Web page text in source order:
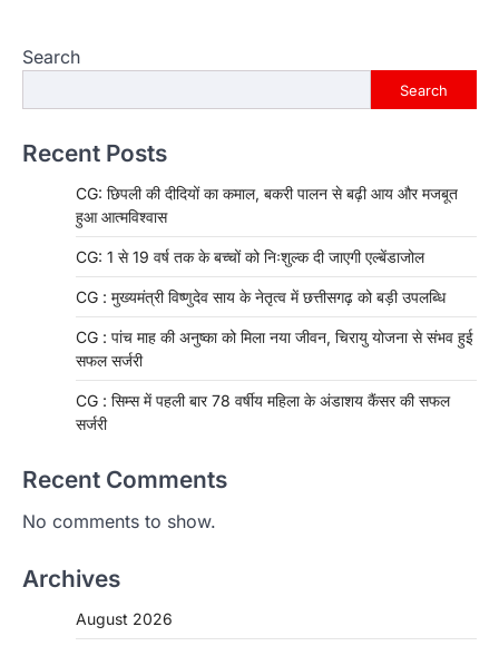
Search
Search
Recent Posts
CG: छिपली की दीदियों का कमाल, बकरी पालन से बढ़ी आय और मजबूत
हुआ आत्मविश्वास
CG: 1 से 19 वर्ष तक के बच्चों को निःशुल्क दी जाएगी एल्बेंडाजोल
CG : मुख्यमंत्री विष्णुदेव साय के नेतृत्व में छत्तीसगढ़ को बड़ी उपलब्धि
CG : पांच माह की अनुष्का को मिला नया जीवन, चिरायु योजना से संभव हुई
सफल सर्जरी
CG : सिम्स में पहली बार 78 वर्षीय महिला के अंडाशय कैंसर की सफल
सर्जरी
Recent Comments
No comments to show.
Archives
August 2026